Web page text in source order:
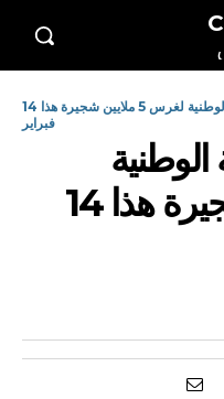
وهران تتجند للحملة الوطنية لغرس 5 ملايين شجيرة هذا 14
فبراير
لغرس 5 ملايين شجيرة هذا 14